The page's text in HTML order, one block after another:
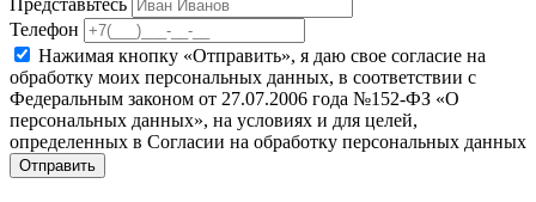
Представьтесь
Телефон
Нажимая кнопку «Отправить», я даю свое согласие на
обработку моих персональных данных, в соответствии с
Федеральным законом от 27.07.2006 года №152-ФЗ «О
персональных данных», на условиях и для целей,
определенных в Согласии на обработку персональных данных
Отправить